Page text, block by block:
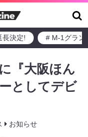
長決定! # M-1グラン
『大阪ほん
としてデビ
お知らせ